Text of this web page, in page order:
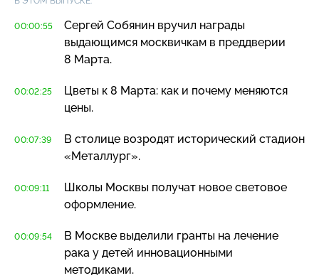
00:00:55
Сергей Собянин вручил награды
выдающимся москвичкам в преддверии
8 Марта.
00:02:25
Цветы к 8 Марта: как и почему меняются
цены.
00:07:39
В столице возродят исторический стадион
«Металлург».
00:09:11
Школы Москвы получат новое световое
оформление.
00:09:54
В Москве выделили гранты на лечение
рака у детей инновационными
методиками.